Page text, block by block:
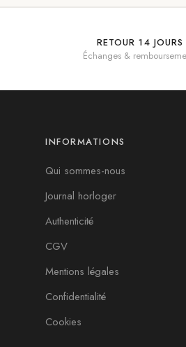
RETOUR 14 JOURS
Échanges &
INFORMATIONS
Qui sommes-nous
Journal horloger
Authenticité
CGV
Mentions légales
Confidentialité
Cookies